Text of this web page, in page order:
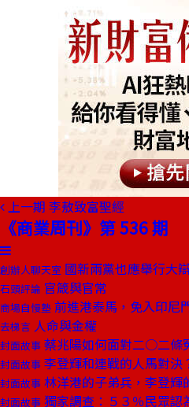
上一期 李敖致富聖經
《商業周刊》第 536 期
創辦人聊天室 國新兩黨也應舉行大
石頭評論 官箴與官常
商場自慢塾 前進港泰馬，免入印尼
去梯言 人命與金權
封面故事 蔡兆陽如何面對二○二條
封面故事 李登輝和連戰的人馬對決
封面故事 林洋港的子弟兵，李登輝
封面故事 獨家調查：５３％民眾認